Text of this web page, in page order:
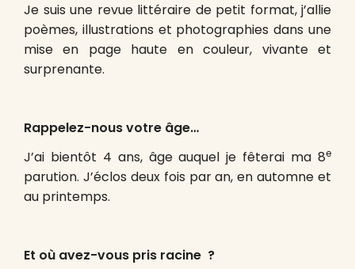
Je suis une revue littéraire de petit format, j’allie
poèmes, illustrations et photographies dans une
mise en page haute en couleur, vivante et
surprenante.
Rappelez-nous votre âge…
J’ai bientôt 4 ans, âge auquel je fêterai ma 8e
parution. J’éclos deux fois par an, en automne et
au printemps.
Et où avez-vous pris racine ?